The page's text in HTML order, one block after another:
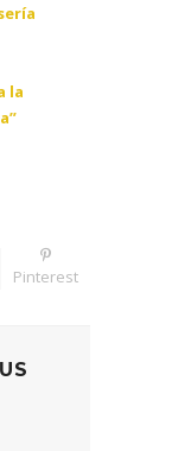
la
Pinterest